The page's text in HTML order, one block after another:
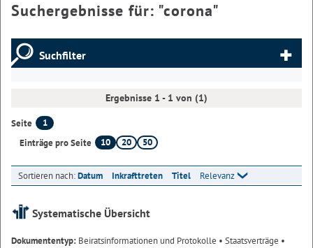
Suchergebnisse für: "corona"
Suchfilter
Ergebnisse 1 - 1 von (1)
Seite
1
Einträge pro Seite
10 20 50
Sortieren nach:Datum Inkrafttreten Titel Relevanz
Systematische Übersicht
Dokumententyp: Beiratsinformationen und Protokolle • Staatsverträge •